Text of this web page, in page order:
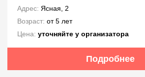
Адрес: Ясная, 2
Возраст: от 5 лет
Цена: уточняйте у организатора
Подробнее